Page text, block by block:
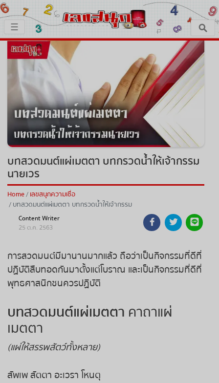
หน้าหลัก
เลขเด็ด
ตรวจเลขสนุก
เลขสนุกมงคล
เลขสนุกความเชื่อ
หวยสด
ถ่ายทอดสดหวยรัฐบาล
ถ่ายทอดสดหวยออมสิน
ถ่ายทอดสดหวย ธกส.
ถ่ายทอดสดหวยลาว
ถ่ายทอดสดหวยลาว ซุปเปอร์
×
☰
บทสวดมนต์แผ่เมตตา บทกรวดน้ำให้เจ้ากรรม
นายเวร
Home เลขสนุกความเชื่อ
บทสวดมนต์แผ่เมตตา บทกรวดน้ำให้เจ้ากรรม
นายเวร
Content Writer
25 ต.ค. 2563
การสวดมนต์มีมานานมากแล้ว ถือว่าเป็นกิจกรรมที่ดีที่
ปฏิบัติสืบทอดกันมาตั้งแต่โบราณ และเป็นกิจกรรมที่ดีที่
พุทธศาสนิกชนควรปฏิบัติ
บทสวดมนต์แผ่เมตตา คาถาแผ่
เมตตา
(แผ่ให้สรรพสัตว์ทั้งหลาย)
สัพเพ สัตตา อะเวรา โหนตุ
x ปิดโฆษณา